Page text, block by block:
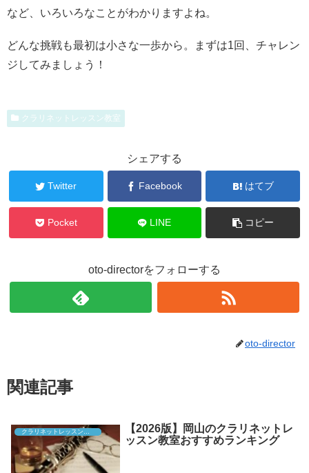
など、いろいろなことがわかりますよね。
どんな挑戦も最初は小さな一歩から。まずは1回、チャレン
ジしてみましょう！
クラリネットレッスン教室
シェアする
Twitter Facebook はてブ
Pocket LINE コピー
oto-directorをフォローする
oto-director
関連記事
【2026版】岡山のクラリネットレ
ッスン教室おすすめランキング